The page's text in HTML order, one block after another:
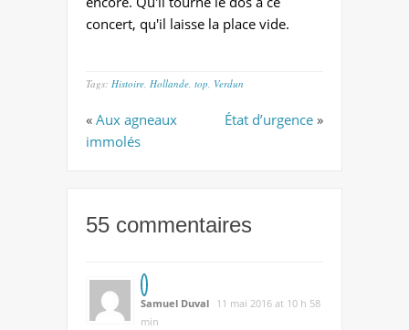
concert, qu'il laisse la place vide.
Tags: Histoire, Hollande, top, Verdun
« Aux agneaux
immolés
État d’urgence »
55 commentaires
Samuel Duval 11 mai 2016 at 10 h 58
min